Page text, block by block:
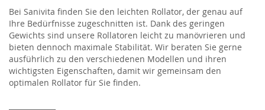
Bei Sanivita finden Sie den leichten Rollator, der genau auf
Ihre Bedürfnisse zugeschnitten ist. Dank des geringen
Gewichts sind unsere Rollatoren leicht zu manövrieren und
bieten dennoch maximale Stabilität. Wir beraten Sie gerne
ausführlich zu den verschiedenen Modellen und ihren
wichtigsten Eigenschaften, damit wir gemeinsam den
optimalen Rollator für Sie finden.